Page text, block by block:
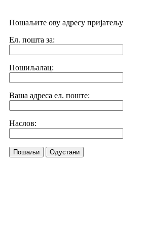
Пошаљите ову адресу пријатељу
Ел. пошта за:
Пошиљалац:
Ваша адреса ел. поште:
Наслов:
Пошаљи Одустани